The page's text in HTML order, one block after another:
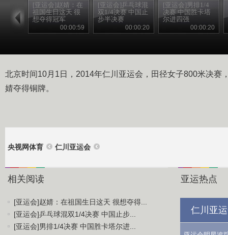
[亚运会]赵婧：在
祖国生日这天 很
想夺得冠军
00:00:59
[亚运会]乒乓球混
双1/4决赛 中国止
步半决赛
00:00:20
[亚运会]男排1/4
决赛 中国胜卡塔
尔进四强
00:00:20
北京时间10月1日，2014年仁川亚运会，田径女子800米决赛
婧夺得铜牌。
央视网体育 仁川亚运会
相关阅读
[亚运会]赵婧：在祖国生日这天 很想夺得...
[亚运会]乒乓球混双1/4决赛 中国止步...
[亚运会]男排1/4决赛 中国胜卡塔尔进...
亚运热点
仁川亚